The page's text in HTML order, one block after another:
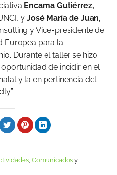
Encarna Gutiérrez,
y José María de Juan,
y Vice-presidente de
Europea para la
Durante el taller se hizo
de incidir en el
y la en pertinencia del
Comunicados y